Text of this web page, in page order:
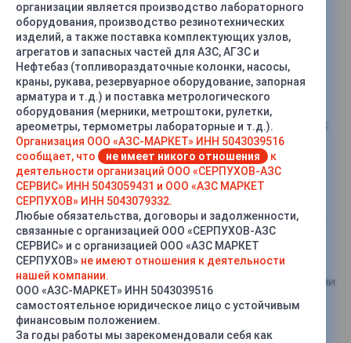
Я, заполняя форму на сайте АЗС Маркет, даю свое
согласие администратору сайта АЗС Маркет, в
соответствии с Федеральным законом от 27.07.2006
152-ФЗ «О персональных данных», на обработку,
хранение и передачу третьим лицам через Интернет
моих персональных данных. Я подтверждаю, что, даю
такое согласие, действуя по своей воле и в своем
интересе. Целью предоставления мною персональных
данных является установление связи с
администратором сайта azs-market24.ru, включая
направление уведомлений, запросов, касающихся
использования сайта, оказания услуг. Настоящим, я
признаю и подтверждаю, что я самостоятельно и
полностью несу ответственность за предоставленные
мною персональные данные, включая их полноту,
достоверность, недвусмысленность и относимость
непосредственно ко мне. Я подтверждаю, что
ознакомлен с правами и обязанностями, в соответствии
с Федеральным законом «О персональных данных», в
т.ч. порядком отзыва согласия на сбор и обработку
персональных данных.
организации является производство лабораторного
оборудования, производство резинотехнических
изделий, а также поставка комплектующих узлов,
агрегатов и запасных частей для АЗС, АГЗС и
Нефтебаз (топливораздаточные колонки, насосы,
краны, рукава, резервуарное оборудование, запорная
арматура и т.д.) и поставка метрологического
оборудования (мерники, метроштоки, рулетки,
ареометры, термометры лабораторные и т.д.).
Организация ООО «АЗС-МАРКЕТ» ИНН 5043039516
сообщает, что
не имеет никого отношения
к
деятельности организаций ООО «СЕРПУХОВ-АЗС
СЕРВИС» ИНН 5043059431 и ООО «АЗС МАРКЕТ
СЕРПУХОВ» ИНН 5043079332.
Любые обязательства, договоры и задолженности,
связанные с организацией ООО «СЕРПУХОВ-АЗС
СЕРВИС» и с организацией ООО «АЗС МАРКЕТ
СЕРПУХОВ» не имеют отношения к деятельности
нашей компании.
ООО «АЗС-МАРКЕТ» ИНН 5043039516
самостоятельное юридическое лицо с устойчивым
финансовым положением.
За годы работы мы зарекомендовали себя как